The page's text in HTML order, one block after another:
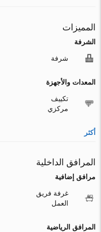
المميزات
الشرفة
شرفة
المعدات والأجهزة
تكييف
مركزي
أكثر
المرافق الداخلية
مرافق إضافية
غرفة فريق
العمل
المرافق الرياضية